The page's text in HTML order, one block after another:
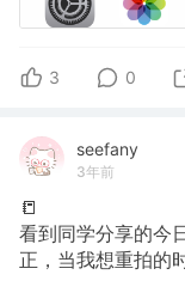
3 0
seefany
3年前
📒
看到同学分享的今
正，当我想重拍的